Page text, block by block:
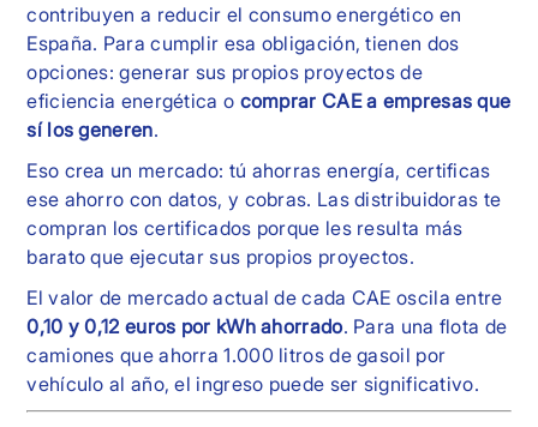
contribuyen a reducir el consumo energético en
España. Para cumplir esa obligación, tienen dos
opciones: generar sus propios proyectos de
eficiencia energética o comprar CAE a empresas que
sí los generen.
Eso crea un mercado: tú ahorras energía, certificas
ese ahorro con datos, y cobras. Las distribuidoras te
compran los certificados porque les resulta más
barato que ejecutar sus propios proyectos.
El valor de mercado actual de cada CAE oscila entre
0,10 y 0,12 euros por kWh ahorrado. Para una flota de
camiones que ahorra 1.000 litros de gasoil por
vehículo al año, el ingreso puede ser significativo.